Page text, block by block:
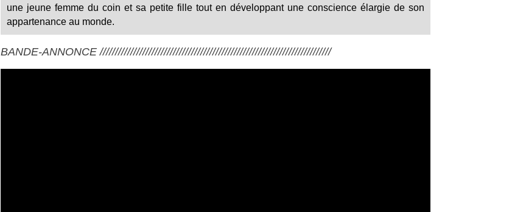
une jeune femme du coin et sa petite fille tout en développant une conscience élargie de son
appartenance au monde.
BANDE-ANNONCE ////////////////////////////////////////////////////////////////////////////